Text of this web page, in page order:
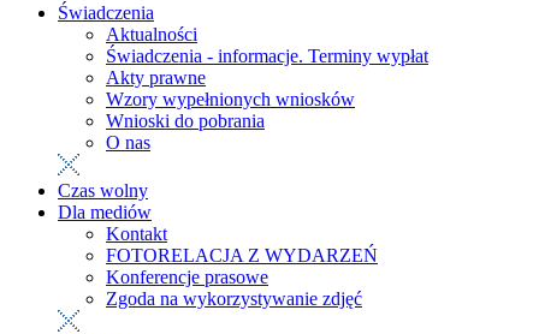
Świadczenia
Aktualności
Świadczenia - informacje. Terminy wypłat
Akty prawne
Wzory wypełnionych wniosków
Wnioski do pobrania
O nas
Czas wolny
Dla mediów
Kontakt
FOTORELACJA Z WYDARZEŃ
Konferencje prasowe
Zgoda na wykorzystywanie zdjęć